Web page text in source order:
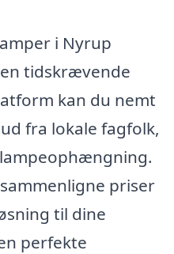
i Nyrup
tidskrævende
kan du nemt
fra lokale fagfolk,
priser
til dine
perfekte